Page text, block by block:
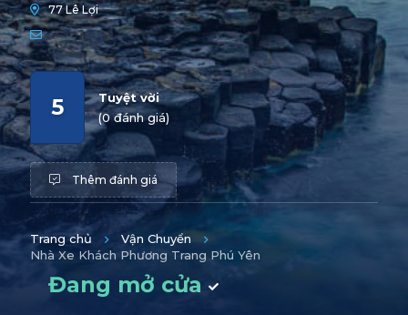
77 Lê Lợi
Tuyệt vời
(0 đánh giá)
5
Thêm đánh giá
Trang chủ
Vận Chuyển
Nhà Xe Khách Phương Trang Phú Yên
Đang mở cửa